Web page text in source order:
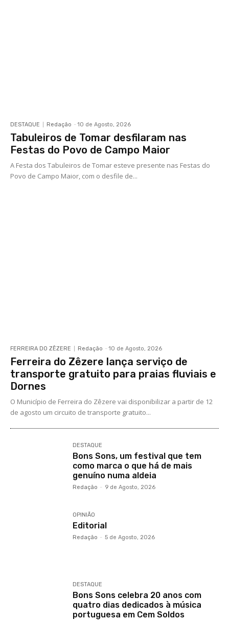
DESTAQUE Redação - 10 de Agosto, 2026
Tabuleiros de Tomar desfilaram nas
Festas do Povo de Campo Maior
A Festa dos Tabuleiros de Tomar esteve presente nas Festas do
Povo de Campo Maior, com o desfile de...
FERREIRA DO ZÊZERE Redação - 10 de Agosto, 2026
Ferreira do Zêzere lança serviço de
transporte gratuito para praias fluviais e
Dornes
O Município de Ferreira do Zêzere vai disponibilizar a partir de 12
de agosto um circuito de transporte gratuito...
DESTAQUE
Bons Sons, um festival que tem
como marca o que há de mais
genuíno numa aldeia
Redação - 9 de Agosto, 2026
OPINIÃO
Editorial
Redação - 5 de Agosto, 2026
DESTAQUE
Bons Sons celebra 20 anos com
quatro dias dedicados à música
portuguesa em Cem Soldos